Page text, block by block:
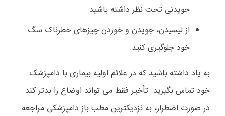
جویدنی تحت نظر داشته باشید.
از لیسیدن، جویدن و خوردن چیزهای خطرناک سگ
خود جلوگیری کنید.
به یاد داشته باشید که در علائم اولیه بیماری با دامپزشک
خود تماس بگیرید. تأخیر فقط می تواند اوضاع را بدتر کند.
در صورت اضطرار، به نزدیکترین مطب باز دامپزشکی مراجعه